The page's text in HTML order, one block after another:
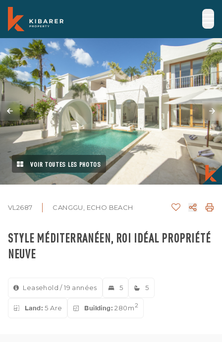
VOIR TOUTES LES PHOTOS
VL2687 CANGGU, ECHO BEACH
STYLE MÉDITERRANÉEN, ROI IDÉAL PROPRIÉTÉ
NEUVE
Leasehold / 19 années 5 5
Land: 5 Are Building: 280m2